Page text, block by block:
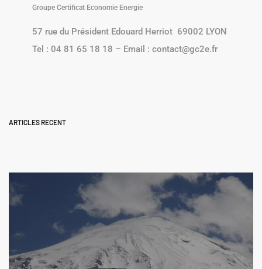
Groupe Certificat Economie Energie
57 rue du Président Edouard Herriot 69002 LYON
Tel : 04 81 65 18 18 – Email : contact@gc2e.fr
ARTICLES RECENT